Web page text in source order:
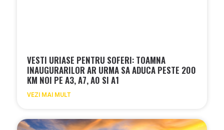
VESTI URIASE PENTRU SOFERI: TOAMNA
INAUGURARILOR AR URMA SA ADUCA PESTE 200
KM NOI PE A3, A7, A0 SI A1
VEZI MAI MULT